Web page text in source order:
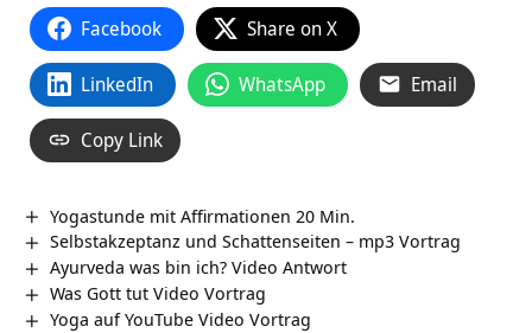
Facebook Share on X
LinkedIn WhatsApp Email
Copy Link
Yogastunde mit Affirmationen 20 Min.
Selbstakzeptanz und Schattenseiten – mp3 Vortrag
Ayurveda was bin ich? Video Antwort
Was Gott tut Video Vortrag
Yoga auf YouTube Video Vortrag